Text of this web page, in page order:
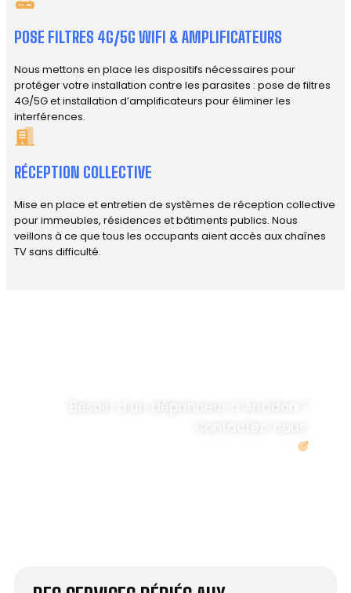
POSE FILTRES 4G/5G WIFI & AMPLIFICATEURS
Nous mettons en place les dispositifs nécessaires pour
protéger votre installation contre les parasites : pose de filtres
4G/5G et installation d’amplificateurs pour éliminer les
interférences.
RÉCEPTION COLLECTIVE
Mise en place et entretien de systèmes de réception collective
pour immeubles, résidences et bâtiments publics. Nous
veillons à ce que tous les occupants aient accès aux chaînes
TV sans difficulté.
Besoin d’un dépanneur à Arradon ?